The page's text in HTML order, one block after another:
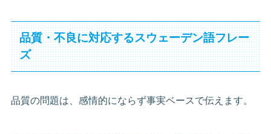
品質・不良に対応するスウェーデン語フレー
ズ
品質の問題は、感情的にならず事実ベースで伝えます。